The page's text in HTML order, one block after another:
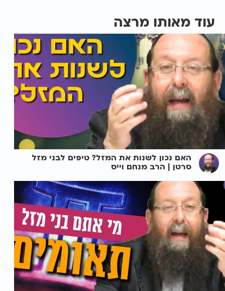
עוד מאותו מרצה
האם נכון לשנות את המזל? טיפים לבני מזל
סרטן | הרב מנחם וייס